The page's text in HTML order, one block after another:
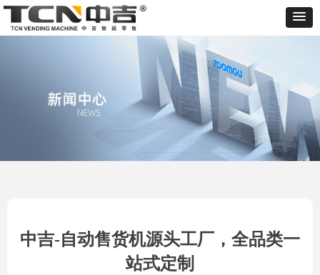
中吉-自动售货机源头工厂，全品类一
站式定制